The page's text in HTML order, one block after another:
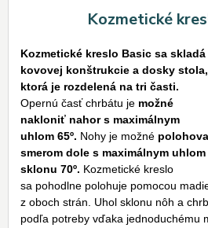
Kozmetické
Kozmetické kreslo Basic sa skladá
kovovej konštrukcie a dosky stola,
ktorá je rozdelená na tri časti.
Opernú časť chrbátu je možné
nakloniť nahor s maximálnym
uhlom 65º. Nohy je možné
smerom dole s maximálnym uhlom
sklonu 70º. Kozmetické kreslo
sa pohodlne polohuje pomocou
z oboch strán. Uhol sklonu nôh a
podľa potreby vďaka jednoduchému